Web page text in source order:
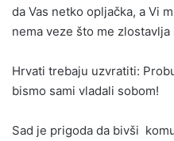
da Vas netko opljačka, a Vi
nema veze što me zlostavlja
Hrvati trebaju uzvratiti:
bismo sami vladali sobom!
Sad je prigoda da bivši